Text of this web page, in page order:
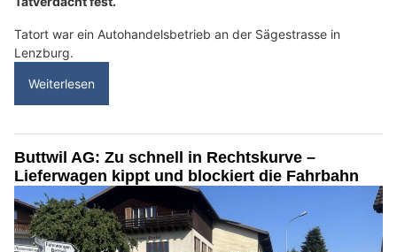
Tatort war ein Autohandelsbetrieb an der Sägestrasse in
Lenzburg.
Weiterlesen
Buttwil AG: Zu schnell in Rechtskurve –
Lieferwagen kippt und blockiert die Fahrbahn